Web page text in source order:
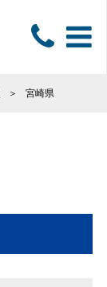
宮崎県